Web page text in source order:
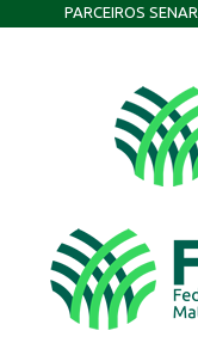
PARCEIROS SENAR